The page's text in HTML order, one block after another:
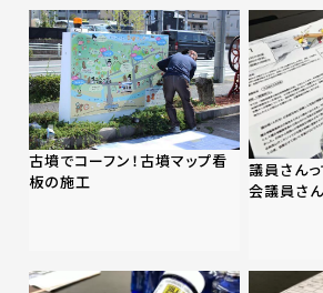
古墳でコーフン！古墳マップ看
板の施工
議員さん
会議員さ